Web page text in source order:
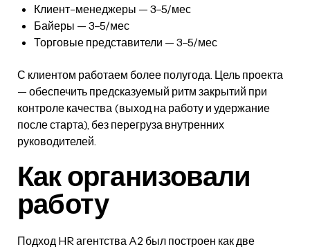
Клиент-менеджеры — 3–5/мес
Байеры — 3–5/мес
Торговые представители — 3–5/мес
С клиентом работаем более полугода. Цель проекта
— обеспечить предсказуемый ритм закрытий при
контроле качества (выход на работу и удержание
после старта), без перегруза внутренних
руководителей.
Как организовали
работу
Подход HR агентства A2 был построен как две